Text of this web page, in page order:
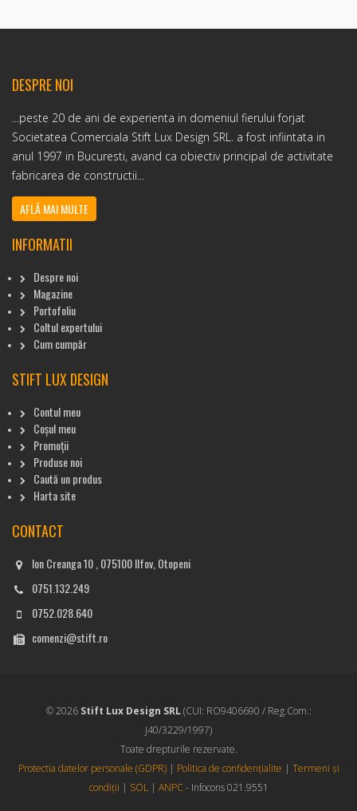
DESPRE NOI
...peste 20 de ani de experienta in domeniul fierului forjat
Societatea Comerciala Stift Lux Design SRL. a fost infiintata in
anul 1997 in Bucuresti, avand ca obiectiv principal de activitate
fabricarea de constructii...
AFLĂ MAI MULTE
INFORMATII
Despre noi
Magazine
Portofoliu
Coltul expertului
Cum cumpăr
STIFT LUX DESIGN
Contul meu
Coșul meu
Promoții
Produse noi
Caută un produs
Harta site
CONTACT
Ion Creanga 10 , 075100 Ilfov, Otopeni
0751.132.249
0752.028.640
comenzi@stift.ro
© 2026 Stift Lux Design SRL(CUI: RO9406690 / Reg.Com.:
J40/3229/1997)
Toate drepturile rezervate.
Protectia datelor personale (GDPR)| Politica de confidențialite | Termeni și
condiții | SOL| ANPC- Infocons 021.9551